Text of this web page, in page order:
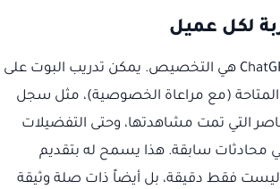
لكل عميل
القدرة الجوهرية لـ ChatGPT هي التخصيص. يمكن تدريب البوت على
المتاحة (مع مراعاة الخصوصية)، مثل سجل
التي تمت مشاهدتها، وحتى التفضيلات
محادثات سابقة. هذا يسمح له بتقديم
ليست فقط دقيقة، بل أيضاً ذات صلة وثيقة